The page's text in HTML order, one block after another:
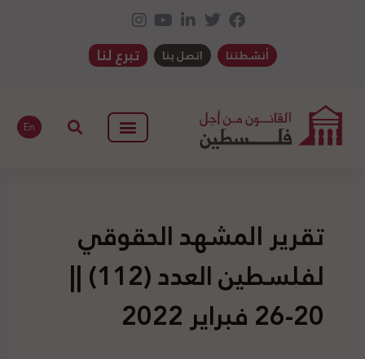
أنشطتنا اتصل بنا تبرع لنا
En
تقرير المشهد الحقوقي
لفلسطين العدد (112) ||
20-26 فبراير 2022